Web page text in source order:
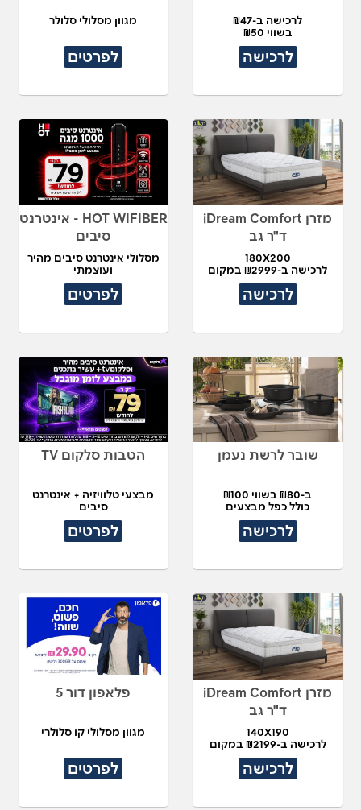
לרכישה ב-₪47
בשווי ₪50
לרכישה
מגוון מסלולי סלולר
לפרטים
מזרן iDream Comfort
ד"ר גב
180X200
לרכישה ב-₪2999 במקום
₪7,490
לרכישה
HOT WIFIBER - אינטרנט
סיבים
מסלולי אינטרנט סיבים מהיר
ועוצמתי
לפרטים
שובר לרשת נעמן
ב-₪80 בשווי ₪100
כולל כפל מבצעים
לרכישה
הטבות סלקום TV
מבצעי טלוויזיה + אינטרנט
סיבים
לפרטים
מזרן iDream Comfort
ד"ר גב
140X190
לרכישה ב-₪2199 במקום
₪4,490
לרכישה
פלאפון דור 5
מגוון מסלולי קו סלולרי
לפרטים